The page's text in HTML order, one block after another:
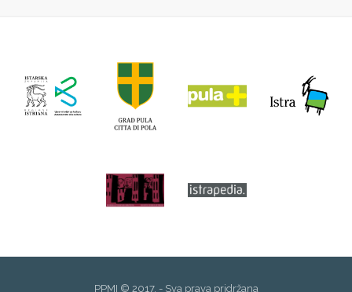
PPMI © 2017. - Sva prava pridržana